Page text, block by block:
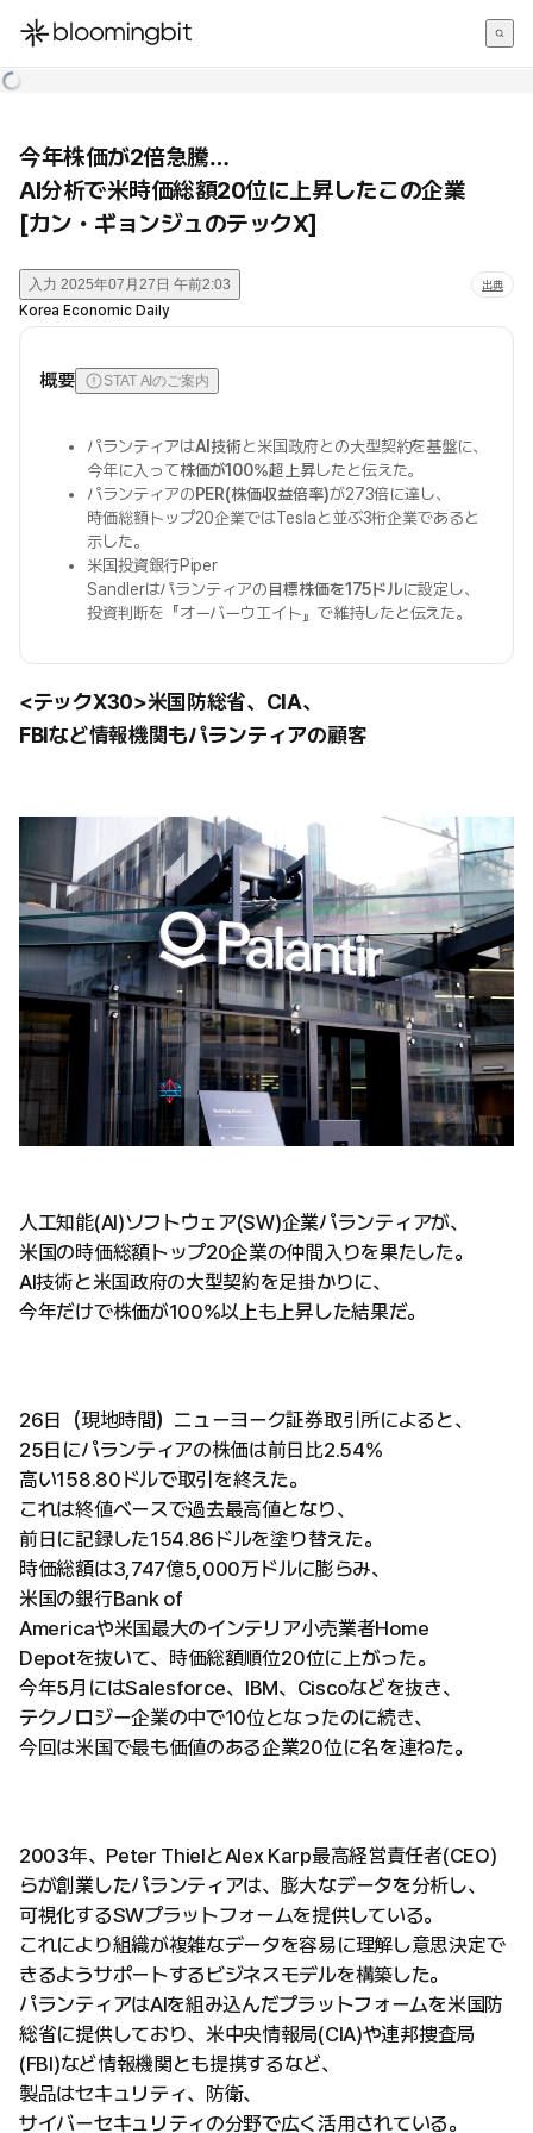
한국어
今年株価が2倍急騰…
AI分析で米時価総額20位に上昇したこの企業
[カン・ギョンジュのテックX]
入力 2025年07月27日 午前2:03 出典
Korea Economic Daily
概要 STAT AIのご案内
パランティアはAI技術と米国政府との大型契約を基盤に、
今年に入って株価が100%超上昇したと伝えた。
パランティアのPER(株価収益倍率)が273倍に達し、
時価総額トップ20企業ではTeslaと並ぶ3桁企業であると
示した。
米国投資銀行Piper
Sandlerはパランティアの目標株価を175ドルに設定し、
投資判断を『オーバーウエイト』で維持したと伝えた。
<テックX30>米国防総省、CIA、
FBIなど情報機関もパランティアの顧客
人工知能(AI)ソフトウェア(SW)企業パランティアが、
米国の時価総額トップ20企業の仲間入りを果たした。
AI技術と米国政府の大型契約を足掛かりに、
今年だけで株価が100%以上も上昇した結果だ。
26日（現地時間）ニューヨーク証券取引所によると、
25日にパランティアの株価は前日比2.54%
高い158.80ドルで取引を終えた。
これは終値ベースで過去最高値となり、
前日に記録した154.86ドルを塗り替えた。
時価総額は3,747億5,000万ドルに膨らみ、
米国の銀行Bank of
Americaや米国最大のインテリア小売業者Home
Depotを抜いて、時価総額順位20位に上がった。
今年5月にはSalesforce、IBM、Ciscoなどを抜き、
テクノロジー企業の中で10位となったのに続き、
今回は米国で最も価値のある企業20位に名を連ねた。
2003年、Peter ThielとAlex Karp最高経営責任者(CEO)
らが創業したパランティアは、膨大なデータを分析し、
可視化するSWプラットフォームを提供している。
これにより組織が複雑なデータを容易に理解し意思決定で
きるようサポートするビジネスモデルを構築した。
パランティアはAIを組み込んだプラットフォームを米国防
総省に提供しており、米中央情報局(CIA)や連邦捜査局
(FBI)など情報機関とも提携するなど、
製品はセキュリティ、防衛、
サイバーセキュリティの分野で広く活用されている。